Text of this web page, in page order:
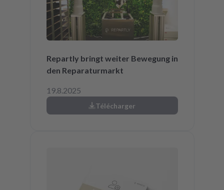
Repartly bringt weiter Bewegung in
den Reparaturmarkt
19.8.2025
Télécharger